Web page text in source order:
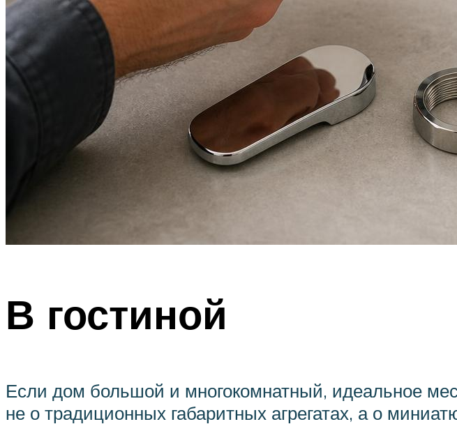
В гостиной
Если дом большой и многокомнатный, идеальное
не о традиционных габаритных агрегатах, а о